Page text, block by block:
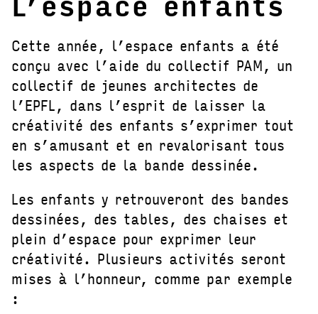
Cette année, l’espace enfants a été
conçu avec l’aide du collectif PAM, un
collectif de jeunes architectes de
l’EPFL, dans l’esprit de laisser la
créativité des enfants s’exprimer tout
en s’amusant et en revalorisant tous
les aspects de la bande dessinée.
Les enfants y retrouveront des bandes
dessinées, des tables, des chaises et
plein d’espace pour exprimer leur
créativité. Plusieurs activités seront
mises à l’honneur, comme par exemple
: